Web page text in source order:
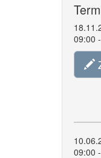
09:00
09:00